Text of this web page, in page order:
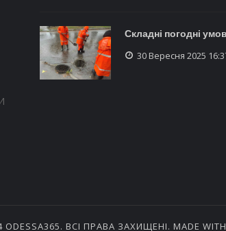
Складні погодні
30 Вересня 2025
ODESSA365. ВСІ ПРАВА ЗАХИЩЕНІ. MADE WITH